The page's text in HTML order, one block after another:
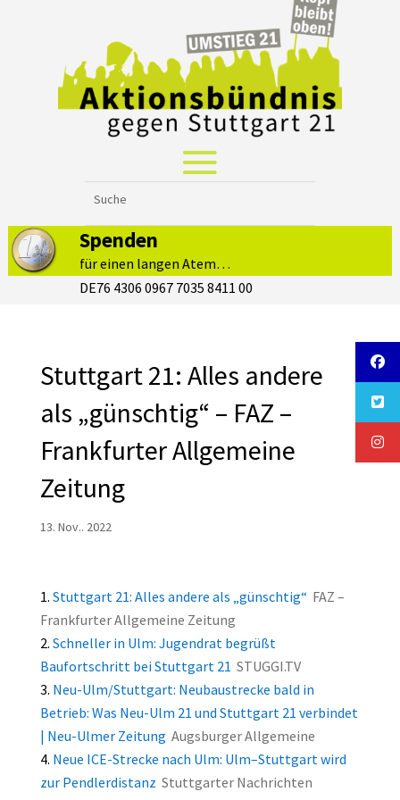
Spenden
für einen langen Atem…
DE76 4306 0967 7035 8411 00
Stuttgart 21: Alles andere
als „günschtig“ – FAZ –
Frankfurter Allgemeine
Zeitung
13. Nov.. 2022
Stuttgart 21: Alles andere als „günschtig“ FAZ –
Frankfurter Allgemeine Zeitung
Schneller in Ulm: Jugendrat begrüßt
Baufortschritt bei Stuttgart 21 STUGGI.TV
Neu-Ulm/Stuttgart: Neubaustrecke bald in
Betrieb: Was Neu-Ulm 21 und Stuttgart 21 verbindet
| Neu-Ulmer Zeitung Augsburger Allgemeine
Neue ICE-Strecke nach Ulm: Ulm–Stuttgart wird
zur Pendlerdistanz Stuttgarter Nachrichten